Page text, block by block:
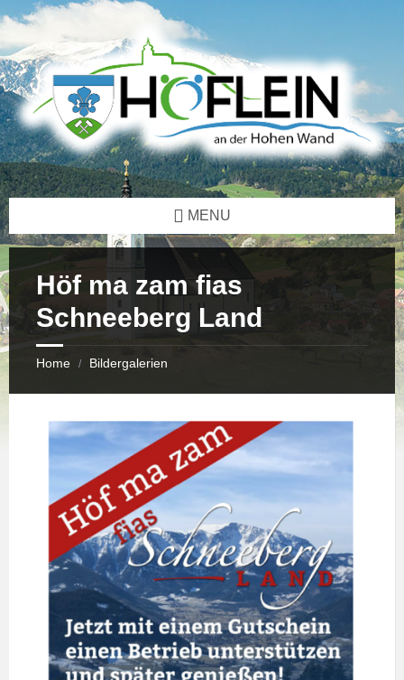
to
to
sidebar
to
sidebar
to
MENU
Höf ma zam fias
Schneeberg Land
Home / Bildergalerien